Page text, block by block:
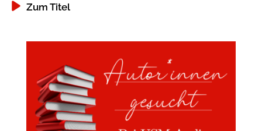
Zum Titel